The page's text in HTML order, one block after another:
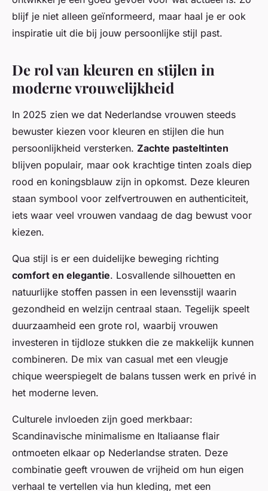
blijf je niet alleen geïnformeerd, maar haal je er ook
inspiratie uit die bij jouw persoonlijke stijl past.
De rol van kleuren en stijlen in
moderne vrouwelijkheid
In 2025 zien we dat Nederlandse vrouwen steeds
bewuster kiezen voor kleuren en stijlen die hun
persoonlijkheid versterken. Zachte pasteltinten
blijven populair, maar ook krachtige tinten zoals diep
rood en koningsblauw zijn in opkomst. Deze kleuren
staan symbool voor zelfvertrouwen en authenticiteit,
iets waar veel vrouwen vandaag de dag bewust voor
kiezen.
Qua stijl is er een duidelijke beweging richting
comfort en elegantie. Losvallende silhouetten en
natuurlijke stoffen passen in een levensstijl waarin
gezondheid en welzijn centraal staan. Tegelijk speelt
duurzaamheid een grote rol, waarbij vrouwen
investeren in tijdloze stukken die ze makkelijk kunnen
combineren. De mix van casual met een vleugje
chique weerspiegelt de balans tussen werk en privé in
het moderne leven.
Culturele invloeden zijn goed merkbaar:
Scandinavische minimalisme en Italiaanse flair
ontmoeten elkaar op Nederlandse straten. Deze
combinatie geeft vrouwen de vrijheid om hun eigen
verhaal te vertellen via hun kleding, met een